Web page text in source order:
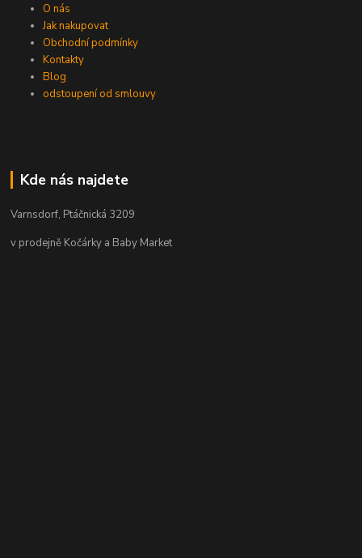
O nás
Jak nakupovat
Obchodní podmínky
Kontakty
Blog
odstoupení od smlouvy
Kde nás najdete
Varnsdorf, Ptáčnická 3209
v prodejně Kočárky a Baby Market